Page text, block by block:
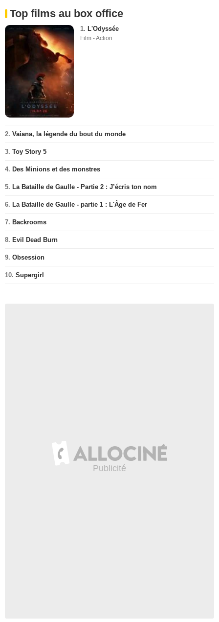
Top films au box office
1. L'Odyssée
Film - Action
2. Vaiana, la légende du bout du monde
3. Toy Story 5
4. Des Minions et des monstres
5. La Bataille de Gaulle - Partie 2 : J’écris ton nom
6. La Bataille de Gaulle - partie 1 : L'Âge de Fer
7. Backrooms
8. Evil Dead Burn
9. Obsession
10. Supergirl